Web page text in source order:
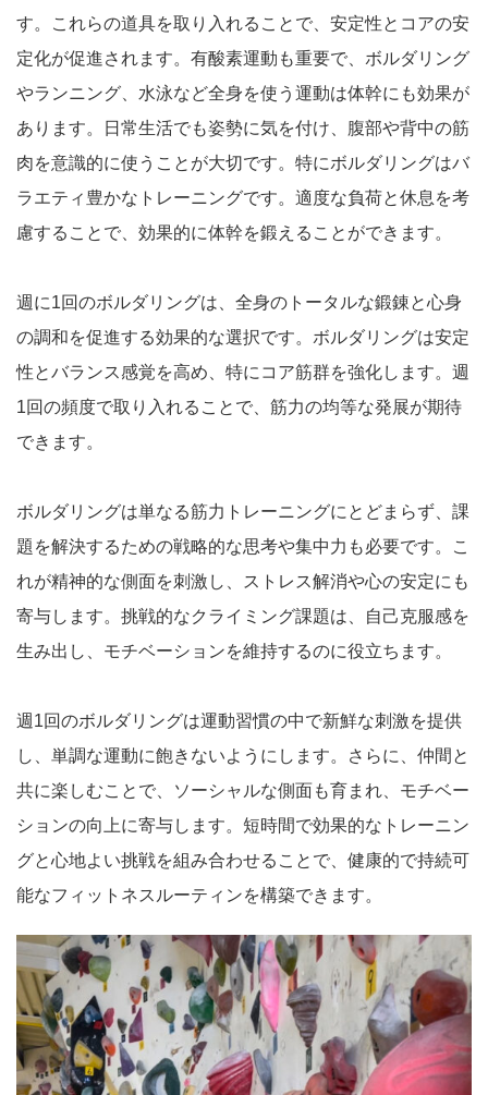
す。これらの道具を取り入れることで、安定性とコアの安
定化が促進されます。有酸素運動も重要で、ボルダリング
やランニング、水泳など全身を使う運動は体幹にも効果が
あります。日常生活でも姿勢に気を付け、腹部や背中の筋
肉を意識的に使うことが大切です。特にボルダリングはバ
ラエティ豊かなトレーニングです。適度な負荷と休息を考
慮することで、効果的に体幹を鍛えることができます。
週に1回のボルダリングは、全身のトータルな鍛錬と心身
の調和を促進する効果的な選択です。ボルダリングは安定
性とバランス感覚を高め、特にコア筋群を強化します。週
1回の頻度で取り入れることで、筋力の均等な発展が期待
できます。
ボルダリングは単なる筋力トレーニングにとどまらず、課
題を解決するための戦略的な思考や集中力も必要です。こ
れが精神的な側面を刺激し、ストレス解消や心の安定にも
寄与します。挑戦的なクライミング課題は、自己克服感を
生み出し、モチベーションを維持するのに役立ちます。
週1回のボルダリングは運動習慣の中で新鮮な刺激を提供
し、単調な運動に飽きないようにします。さらに、仲間と
共に楽しむことで、ソーシャルな側面も育まれ、モチベー
ションの向上に寄与します。短時間で効果的なトレーニン
グと心地よい挑戦を組み合わせることで、健康的で持続可
能なフィットネスルーティンを構築できます。